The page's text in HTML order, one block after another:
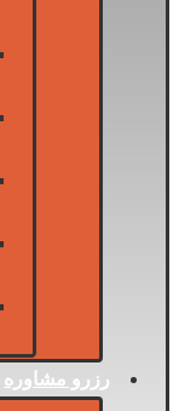
رزرو مشاوره